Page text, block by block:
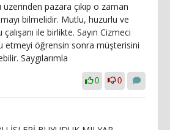
üzerinden pazara çıkıp o zaman
bilmelidir. Mutlu, huzurlu ve
ile birlikte. Sayın Cizmeci
etmeyi öğrensin sonra müşterisini
Saygılarımla
0 0